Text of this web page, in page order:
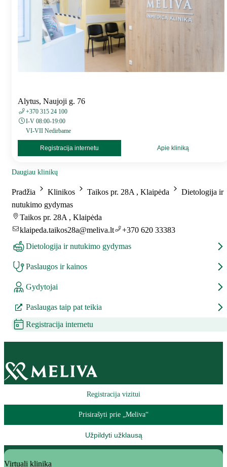
Alytus, Naujoji g. 76
+370 315 24 100
I-V 08:00-19:00
VI-VII Nedirbame
Registracija internetu Apie kliniką
Daugiau klinikų
Pradžia Klinikos Taikos pr. 28A , Klaipėda
Dietologija ir
nutukimo gydymas
Taikos pr. 28A , Klaipėda
klaipeda.taikos28a@meliva.lt
+370 620 33383
Dietologija ir nutukimo gydymas
Paslaugos ir kainos
Gydytojai
Paslaugas taip pat teikia
Registracija internetu
Registracija vizitui
Prisirašyti prie „Meliva“
Užpildyti užklausą
Virtuali klinika